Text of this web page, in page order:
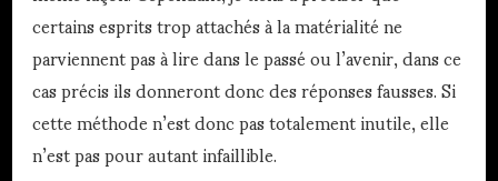
certains esprits trop attachés à la matérialité ne
parviennent pas à lire dans le passé ou l’avenir, dans ce
cas précis ils donneront donc des réponses fausses. Si
cette méthode n’est donc pas totalement inutile, elle
n’est pas pour autant infaillible.